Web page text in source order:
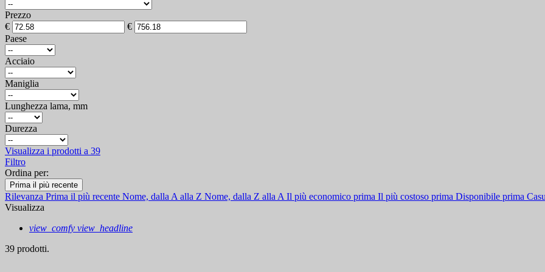
Prezzo
€
€
Paese
Acciaio
Maniglia
Lunghezza lama, mm
Durezza
Visualizza i prodotti a 39
Filtro
Ordina per:
Prima il più recente
Rilevanza Prima il più recente Nome, dalla A alla Z Nome, dalla Z alla A Il più economico prima Il più costoso prima Disponibile prima
Visualizza
view_comfy view_headline
39 prodotti.